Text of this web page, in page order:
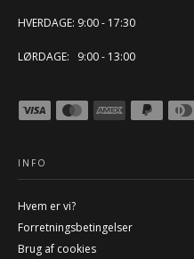
HVERDAGE: 9:00 - 17:30
LØRDAGE: 9:00 - 13:00
INFO
Hvem er vi?
Forretningsbetingelser
Brug af cookies